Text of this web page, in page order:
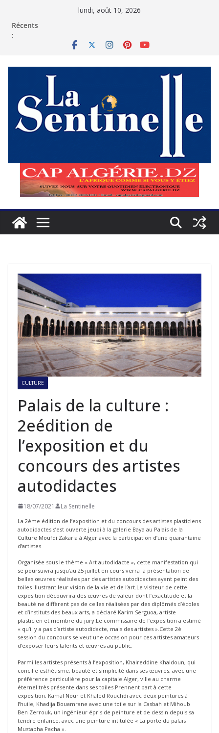
lundi, août 10, 2026
Récents
:
CULTURE
Palais de la culture :
2eédition de
l’exposition et du
concours des artistes
autodidactes
18/07/2021 La Sentinelle
La 2ème édition de l’exposition et du concours des artistes plasticiens
autodidactes s’est ouverte jeudi à la galerie Baya au Palais de la
Culture Moufdi Zakaria à Alger avec la participation d’une quarantaine
d’artistes.
Organisée sous le thème « Art autodidacte », cette manifestation qui
se poursuivra jusqu’au 25 juillet en cours verra la présentation de
belles œuvres réalisées par des artistes autodidactes ayant peint des
toiles illustrant leur vision de la vie et de l’art.Le visiteur de cette
exposition découvrira des œuvres de valeur dont l’exactitude et la
beauté ne diffèrent pas de celles réalisées par des diplômés d’écoles
et d’instituts des beaux arts, a déclaré Karim Serguoa, artiste
plasticien et membre du jury.Le commissaire de l’exposition a estimé
« qu’il y a pas d’artiste autodidacte, mais des artistes ».Cette 2è
session du concours se veut une occasion pour ces artistes amateurs
d’exposer leurs talents et œuvres au public.
Parmi les artistes présents à l’exposition, Khaireddine Khaldoun, qui
concilie esthétisme, beauté et simplicité dans ses œuvres, avec une
préférence particulière pour la capitale Alger, ville au charme
éternel très présente dans ses toiles.Prennent part à cette
exposition, Kamal Nour et Khaled Rouchdi avec deux peintures à
l’huile, Khadija Bouamrane avec une toile sur la Casbah et Mihoub
Ben Zerrouk, un ingénieur épris de peinture et de dessin depuis sa
tendre enfance, avec une peinture intitulée « La porte du palais
Mustapha Pacha ».